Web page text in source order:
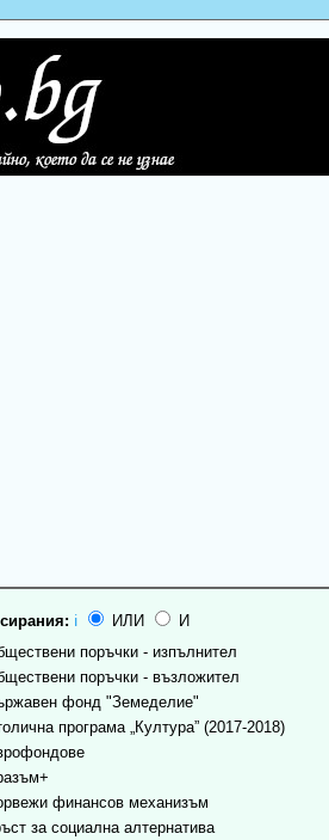
ℹ ИЛИ
И
поръчки - изпълнител
поръчки - възложител
фонд "Земеделие"
програма „Култура” (2017-2018)
финансов механизъм
за социална алтернатива